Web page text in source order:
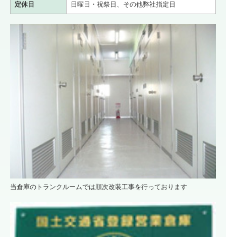
当倉庫のトランクルームでは順次改装工事を行っております
定休日 日曜日・祝祭日、その他弊社指定日